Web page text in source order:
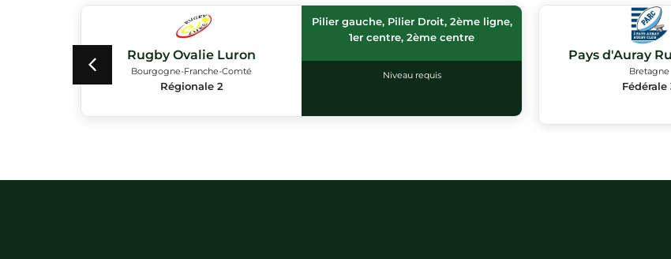
Rugby Ovalie Luron
Bourgogne-Franche-Comté
Régionale 2
Pilier gauche, Pilier Droit, 2ème ligne,
1er centre, 2ème centre
Niveau requis
Pays d'Auray
Bretagne
Fédérale